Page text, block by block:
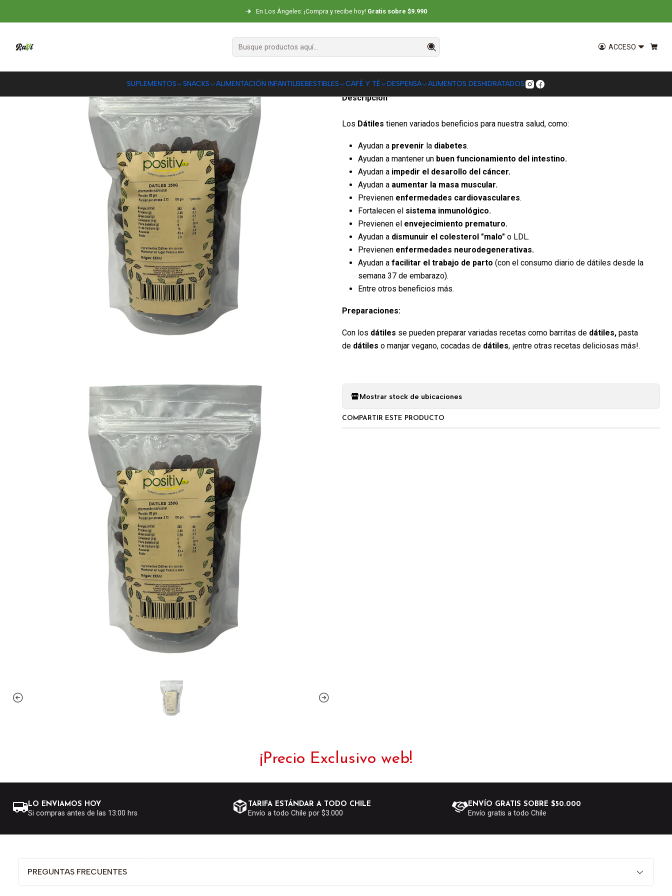
ACCESO
SUPLEMENTOS SNACKS ALIMENTACIÓN INFANTILBEBESTIBLES CAFÉ Y TÉ DESPENSA ALIMENTOS DESHIDRATADOS
En Los Ángeles: ¡Compra y recibe hoy! Gratis sobre $9.990
Inicio SNACKS Frutos Secos Datiles Sin Carozo 500g Positiv
Datiles Sin Carozo 500g Positiv
DESCRIPCIÓN
Descripción
Los Dátiles tienen variados beneficios para nuestra salud, como:
Ayudan a prevenir la diabetes.
Ayudan a mantener un buen funcionamiento del intestino.
Ayudan a impedir el desarollo del cáncer.
Ayudan a aumentar la masa muscular.
Previenen enfermedades cardiovasculares.
Fortalecen el sistema inmunológico.
Previenen el envejecimiento prematuro.
Ayudan a dismunuir el colesterol "malo" o LDL.
Previenen enfermedades neurodegenerativas.
Ayudan a facilitar el trabajo de parto (con el consumo diario de dátiles desde la
semana 37 de embarazo).
Entre otros beneficios más.
Preparaciones:
Con los dátiles se pueden preparar variadas recetas como barritas de dátiles, pasta
de dátiles o manjar vegano, cocadas de dátiles, ¡entre otras recetas deliciosas más!.
Mostrar stock de ubicaciones
COMPARTIR ESTE PRODUCTO
¡Precio Exclusivo web!
LO ENVIAMOS HOY
Si compras antes de las 13:00 hrs
TARIFA ESTÁNDAR A TODO CHILE
Envío a todo Chile por $3.000
ENVÍO GRATIS SOBRE $50.000
Envío gratis a todo Chile
PREGUNTAS FRECUENTES